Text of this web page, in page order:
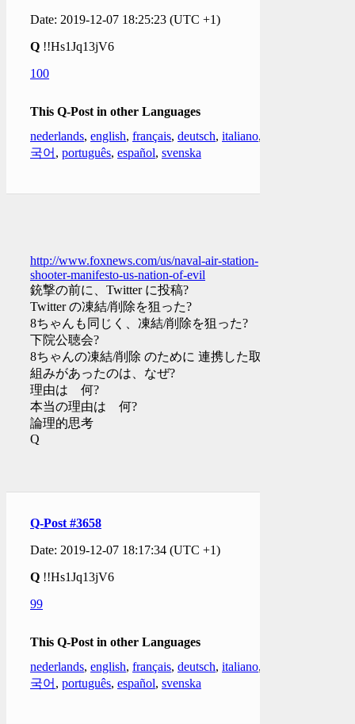
Date: 2019-12-07 18:25:23 (UTC +1)
Q !!Hs1Jq13jV6
100
This Q-Post in other Languages
nederlands, english, français, deutsch, italiano,
국어 , português, español, svenska
http://www.foxnews.com/us/naval-air-station-
shooter-manifesto-us-nation-of-evil
銃撃の前に、Twitter に投稿?
Twitter の凍結/削除を狙った?
8ちゃんも同じく、凍結/削除を狙った?
下院公聴会?
8ちゃんの凍結/削除 のために 連携した取り
組みがあったのは、なぜ?
理由は 何?
本当の理由は 何?
論理的思考
Q
Q-Post #3658
Date: 2019-12-07 18:17:34 (UTC +1)
Q !!Hs1Jq13jV6
99
This Q-Post in other Languages
nederlands, english, français, deutsch, italiano,
국어 , português, español, svenska